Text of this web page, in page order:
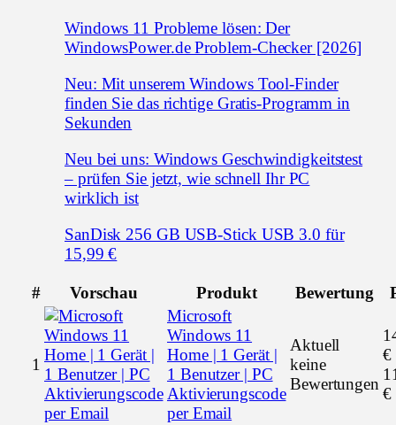
Windows 11 Probleme lösen: Der
WindowsPower.de Problem-Checker [2026]
Neu: Mit unserem Windows Tool-Finder
finden Sie das richtige Gratis-Programm in
Sekunden
Neu bei uns: Windows Geschwindigkeitstest
– prüfen Sie jetzt, wie schnell Ihr PC
wirklich ist
SanDisk 256 GB USB-Stick USB 3.0 für
15,99 €
# Vorschau Produkt Bewertung
1
Microsoft
Windows 11
Home | 1 Gerät |
1 Benutzer | PC
Aktivierungscode
per Email
Aktuell
keine
Bewertungen
€
€